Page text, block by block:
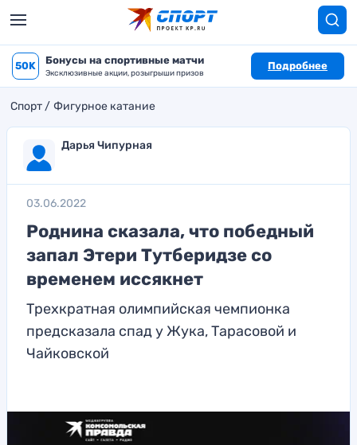
50K Бонусы на спортивные матчи
Эксклюзивные акции, розыгрыши призов
Подробнее
Спорт Фигурное катание
Дарья Чипурная
03.06.2022
Роднина сказала, что победный
запал Этери Тутберидзе со
временем иссякнет
Трехкратная олимпийская чемпионка
предсказала спад у Жука, Тарасовой и
Чайковской